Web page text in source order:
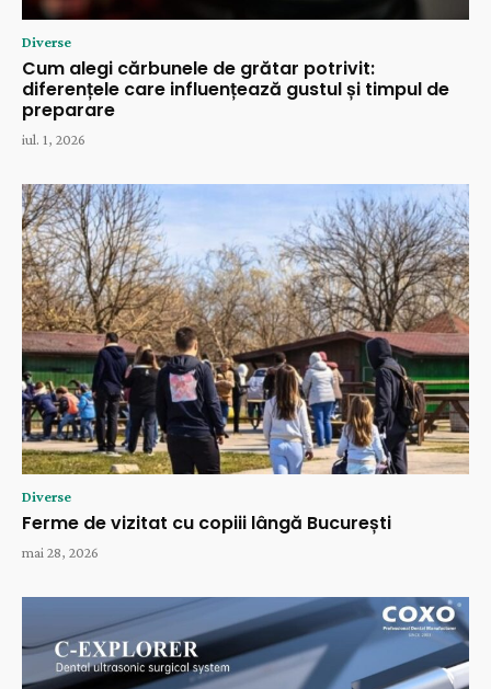
Diverse
Cum alegi cărbunele de grătar potrivit:
diferențele care influențează gustul și timpul de
preparare
iul. 1, 2026
Diverse
Ferme de vizitat cu copiii lângă București
mai 28, 2026